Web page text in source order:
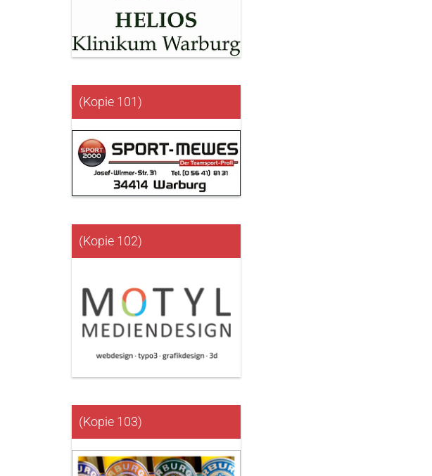
(Kopie 101)
(Kopie 102)
(Kopie 103)